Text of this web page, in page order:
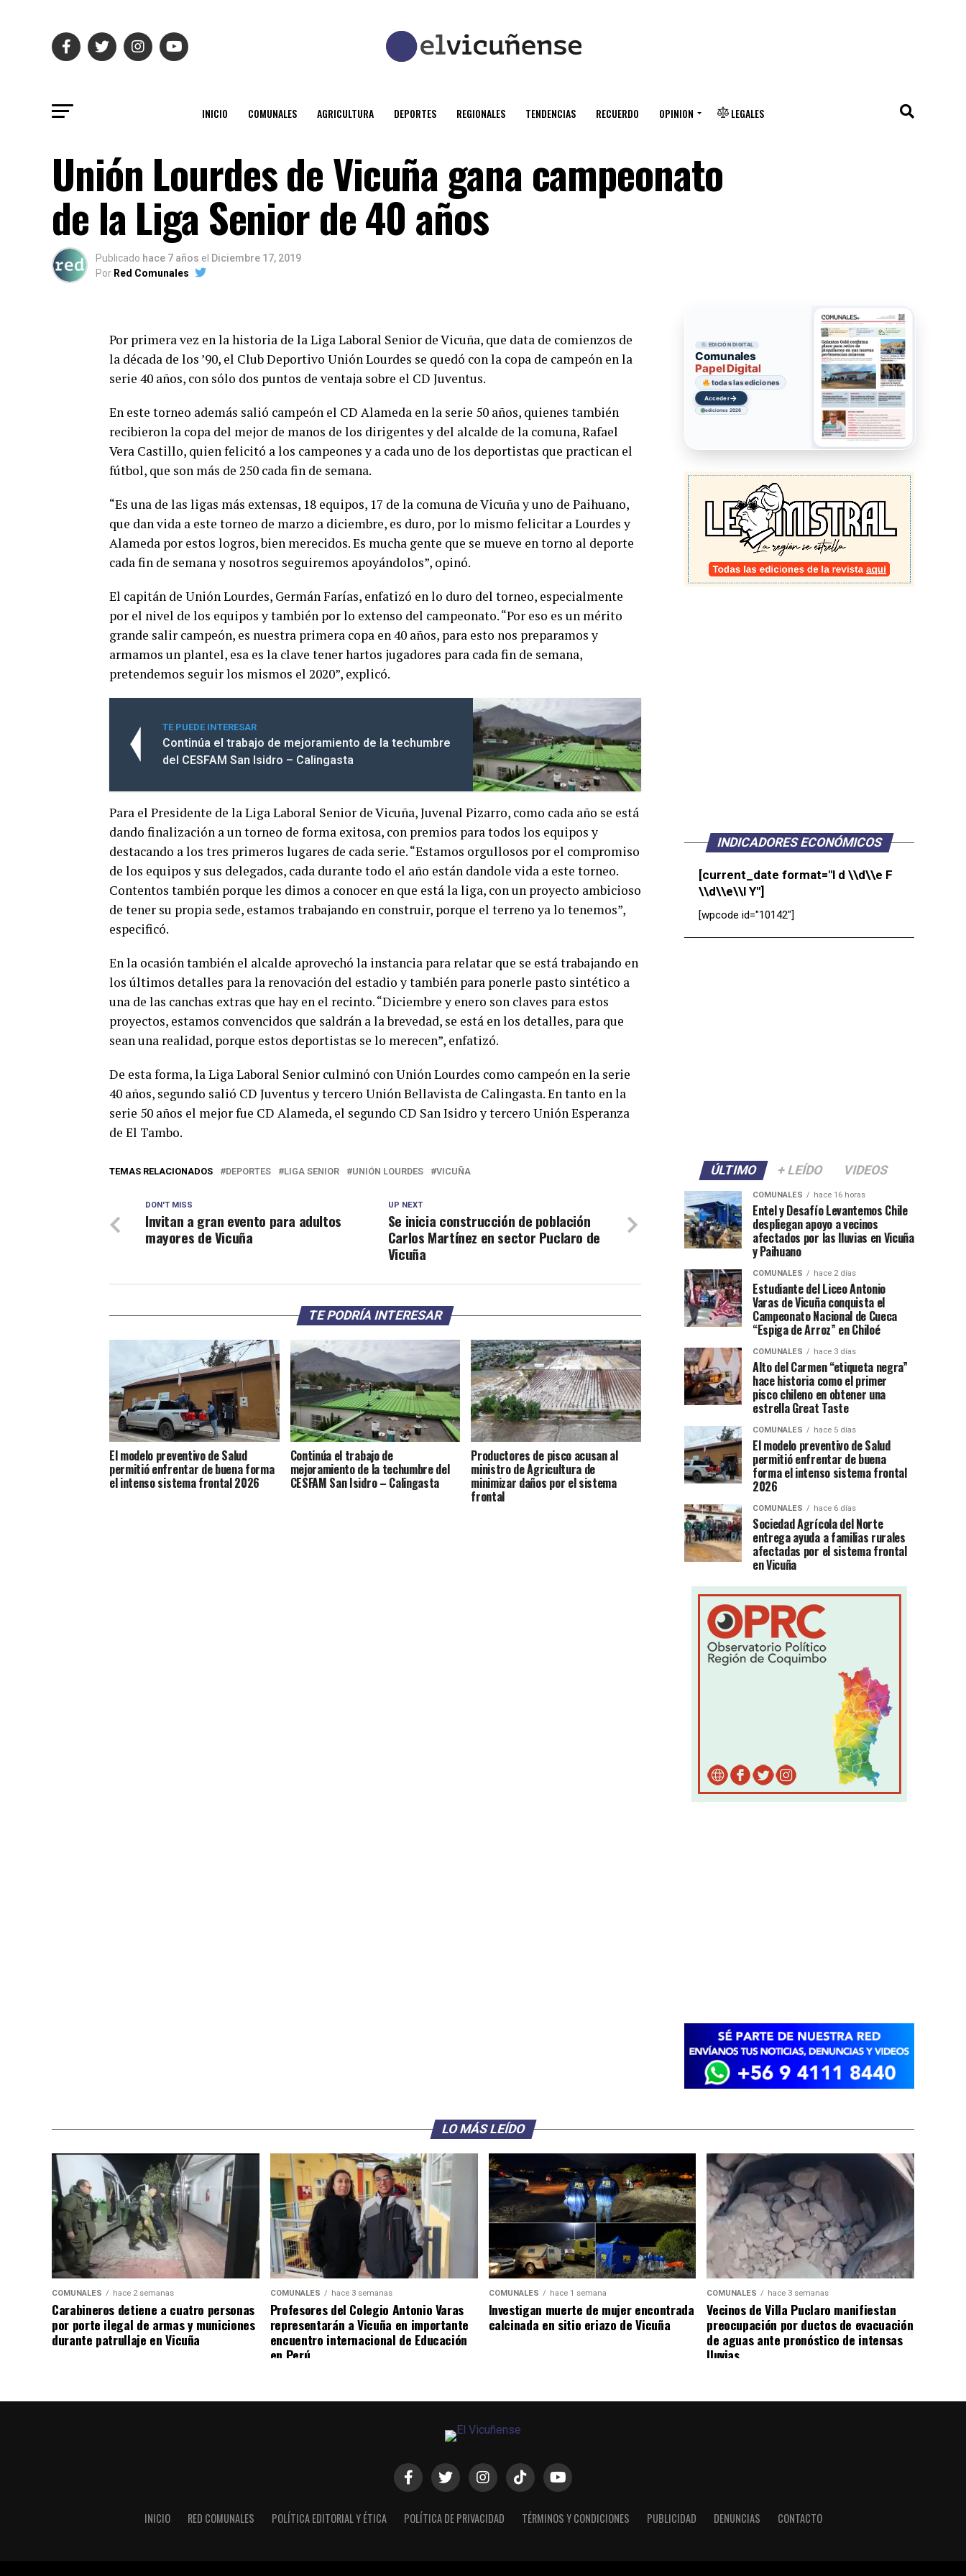
INICIO COMUNALES AGRICULTURA DEPORTES REGIONALES TENDENCIAS RECUERDO OPINION LEGALES
Unión Lourdes de Vicuña gana campeonato
de la Liga Senior de 40 años
Publicado hace 7 años el Diciembre 17, 2019
Por Red Comunales
Por primera vez en la historia de la Liga Laboral Senior de Vicuña, que data de comienzos de
la década de los ’90, el Club Deportivo Unión Lourdes se quedó con la copa de campeón en la
serie 40 años, con sólo dos puntos de ventaja sobre el CD Juventus.
En este torneo además salió campeón el CD Alameda en la serie 50 años, quienes también
recibieron la copa del mejor de manos de los dirigentes y del alcalde de la comuna, Rafael
Vera Castillo, quien felicitó a los campeones y a cada uno de los deportistas que practican el
fútbol, que son más de 250 cada fin de semana.
“Es una de las ligas más extensas, 18 equipos, 17 de la comuna de Vicuña y uno de Paihuano,
que dan vida a este torneo de marzo a diciembre, es duro, por lo mismo felicitar a Lourdes y
Alameda por estos logros, bien merecidos. Es mucha gente que se mueve en torno al deporte
cada fin de semana y nosotros seguiremos apoyándolos”, opinó.
El capitán de Unión Lourdes, Germán Farías, enfatizó en lo duro del torneo, especialmente
por el nivel de los equipos y también por lo extenso del campeonato. “Por eso es un mérito
grande salir campeón, es nuestra primera copa en 40 años, para esto nos preparamos y
armamos un plantel, esa es la clave tener hartos jugadores para cada fin de semana,
pretendemos seguir los mismos el 2020”, explicó.
TE PUEDE INTERESAR
Continúa el trabajo de mejoramiento de la techumbre
del CESFAM San Isidro – Calingasta
Para el Presidente de la Liga Laboral Senior de Vicuña, Juvenal Pizarro, como cada año se está
dando finalización a un torneo de forma exitosa, con premios para todos los equipos y
destacando a los tres primeros lugares de cada serie. “Estamos orgullosos por el compromiso
de los equipos y sus delegados, cada durante todo el año están dandole vida a este torneo.
Contentos también porque les dimos a conocer en que está la liga, con un proyecto ambicioso
de tener su propia sede, estamos trabajando en construir, porque el terreno ya lo tenemos”,
especificó.
En la ocasión también el alcalde aprovechó la instancia para relatar que se está trabajando en
los últimos detalles para la renovación del estadio y también para ponerle pasto sintético a
una de las canchas extras que hay en el recinto. “Diciembre y enero son claves para estos
proyectos, estamos convencidos que saldrán a la brevedad, se está en los detalles, para que
sean una realidad, porque estos deportistas se lo merecen”, enfatizó.
De esta forma, la Liga Laboral Senior culminó con Unión Lourdes como campeón en la serie
40 años, segundo salió CD Juventus y tercero Unión Bellavista de Calingasta. En tanto en la
serie 50 años el mejor fue CD Alameda, el segundo CD San Isidro y tercero Unión Esperanza
de El Tambo.
TEMAS RELACIONADOS DEPORTES LIGA SENIOR UNIÓN LOURDES VICUÑA
UP NEXT
Se inicia construcción de población
Carlos Martínez en sector Puclaro de
Vicuña
DON'T MISS
Invitan a gran evento para adultos
mayores de Vicuña
TE PODRÍA INTERESAR
El modelo preventivo de Salud
permitió enfrentar de buena forma
el intenso sistema frontal 2026
Continúa el trabajo de
mejoramiento de la techumbre del
CESFAM San Isidro – Calingasta
Productores de pisco acusan al
ministro de Agricultura de
minimizar daños por el sistema
frontal
EDICIÓN DIGITAL
Comunales
Papel Digital
todas las ediciones
Acceder→
ediciones 2026
INDICADORES ECONÓMICOS
[current_date format="l d \\d\\e F
\\d\\e\\l Y"]
[wpcode id="10142"]
ÚLTIMO + LEÍDO VIDEOS
COMUNALES hace 16 horas
Entel y Desafío Levantemos Chile
despliegan apoyo a vecinos
afectados por las lluvias en Vicuña
y Paihuano
COMUNALES hace 2 días
Estudiante del Liceo Antonio
Varas de Vicuña conquista el
Campeonato Nacional de Cueca
“Espiga de Arroz” en Chiloé
COMUNALES hace 3 días
Alto del Carmen “etiqueta negra”
hace historia como el primer
pisco chileno en obtener una
estrella Great Taste
COMUNALES hace 5 días
El modelo preventivo de Salud
permitió enfrentar de buena
forma el intenso sistema frontal
2026
COMUNALES hace 6 días
Sociedad Agrícola del Norte
entrega ayuda a familias rurales
afectadas por el sistema frontal
en Vicuña
LO MÁS LEÍDO
COMUNALES hace 2 semanas
Carabineros detiene a cuatro personas
por porte ilegal de armas y municiones
durante patrullaje en Vicuña
COMUNALES hace 3 semanas
Profesores del Colegio Antonio Varas
representarán a Vicuña en importante
encuentro internacional de Educación
en Perú
COMUNALES hace 1 semana
Investigan muerte de mujer encontrada
calcinada en sitio eriazo de Vicuña
COMUNALES hace 3 semanas
Vecinos de Villa Puclaro manifiestan
preocupación por ductos de evacuación
de aguas ante pronóstico de intensas
lluvias
INICIO RED COMUNALES POLÍTICA EDITORIAL Y ÉTICA POLÍTICA DE PRIVACIDAD TÉRMINOS Y CONDICIONES PUBLICIDAD DENUNCIAS CONTACTO